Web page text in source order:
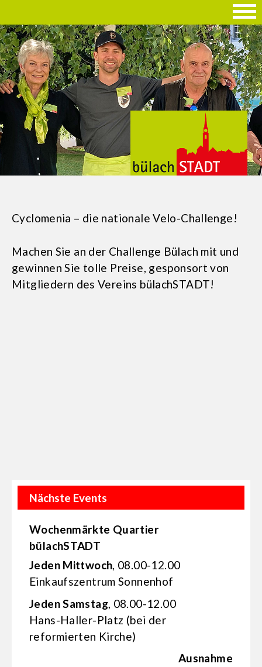
Cyclomenia – die nationale Velo-Challenge!
Machen Sie an der Challenge Bülach mit und
gewinnen Sie tolle Preise, gesponsort von
Mitgliedern des Vereins bülachSTADT!
Nächste Events
Wochenmärkte Quartier
bülachSTADT
Jeden Mittwoch, 08.00-12.00
Einkaufs­zentrum Sonnenhof
Jeden Samstag, 08.00-12.00
Hans-Haller-Platz (bei der
reformierten Kirche)
Ausnahme